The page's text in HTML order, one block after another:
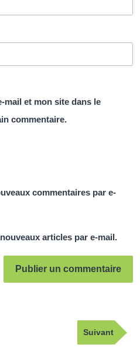
mail et mon site dans le
commentaire.
commentaires par e-
articles par e-mail.
Article
suivant
Suivant